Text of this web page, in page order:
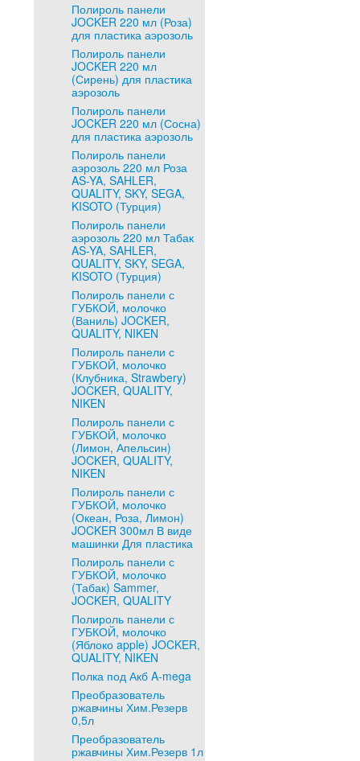
Полироль панели
JOCKER 220 мл (Роза)
для пластика аэрозоль
Полироль панели
JOCKER 220 мл
(Сирень) для пластика
аэрозоль
Полироль панели
JOCKER 220 мл (Сосна)
для пластика аэрозоль
Полироль панели
аэрозоль 220 мл Роза
AS-YA, SAHLER,
QUALITY, SKY, SEGA,
KISOTO (Турция)
Полироль панели
аэрозоль 220 мл Табак
AS-YA, SAHLER,
QUALITY, SKY, SEGA,
KISOTO (Турция)
Полироль панели с
ГУБКОЙ, молочко
(Ваниль) JOCKER,
QUALITY, NIKEN
Полироль панели с
ГУБКОЙ, молочко
(Клубника, Strawbery)
JOCKER, QUALITY,
NIKEN
Полироль панели с
ГУБКОЙ, молочко
(Лимон, Апельсин)
JOCKER, QUALITY,
NIKEN
Полироль панели с
ГУБКОЙ, молочко
(Океан, Роза, Лимон)
JOCKER 300мл В виде
машинки Для пластика
Полироль панели с
ГУБКОЙ, молочко
(Табак) Sammer,
JOCKER, QUALITY
Полироль панели с
ГУБКОЙ, молочко
(Яблоко apple) JOCKER,
QUALITY, NIKEN
Полка под Акб A-mega
Преобразователь
ржавчины Хим.Резерв
0,5л
Преобразователь
ржавчины Хим.Резерв 1л